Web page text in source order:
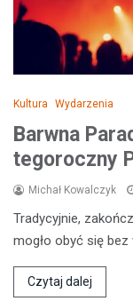
Kultura Wydarzenia
Barwna
tegoroczny
Michał Kowalczyk
Tradycyjnie,
mogło obyć się
Czytaj dalej